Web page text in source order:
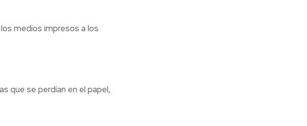
medios impresos a los
que se perdían en el papel,